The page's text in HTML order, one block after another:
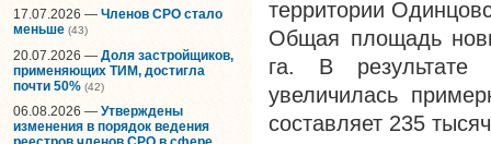
17.07.2026 — Членов СРО стало
меньше (43)
20.07.2026 — Доля застройщиков,
применяющих ТИМ, достигла
почти 50% (42)
06.08.2026 — Утверждены
изменения в порядок ведения
территории
Общая площадь
га. В результате
увеличилась
составляет 235